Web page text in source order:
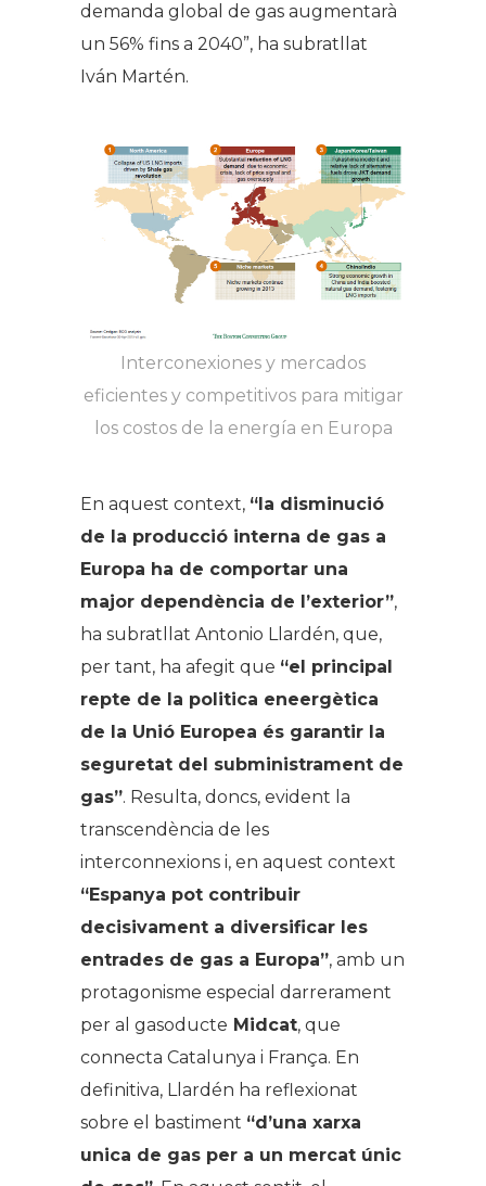
demanda global de gas augmentarà
un 56% fins a 2040”, ha subratllat
Iván Martén.
Interconexiones y mercados
eficientes y competitivos para mitigar
los costos de la energía en Europa
En aquest context, “la disminució
de la producció interna de gas a
Europa ha de comportar una
major dependència de l’exterior”,
ha subratllat Antonio Llardén, que,
per tant, ha afegit que “el principal
repte de la politica eneergètica
de la Unió Europea és garantir la
seguretat del subministrament de
gas”. Resulta, doncs, evident la
transcendència de les
interconnexions i, en aquest context
“Espanya pot contribuir
decisivament a diversificar les
entrades de gas a Europa”, amb un
protagonisme especial darrerament
per al gasoducte Midcat, que
connecta Catalunya i França. En
definitiva, Llardén ha reflexionat
sobre el bastiment “d’una xarxa
unica de gas per a un mercat únic